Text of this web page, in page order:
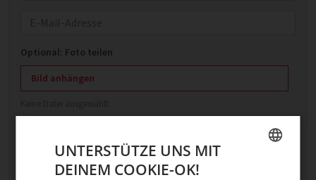
Optional: Foto teilen
Bild anhängen
Maximale Dateigröße: 8 MB.
UNTERSTÜTZE UNS MIT
DEINEM COOKIE-OK!